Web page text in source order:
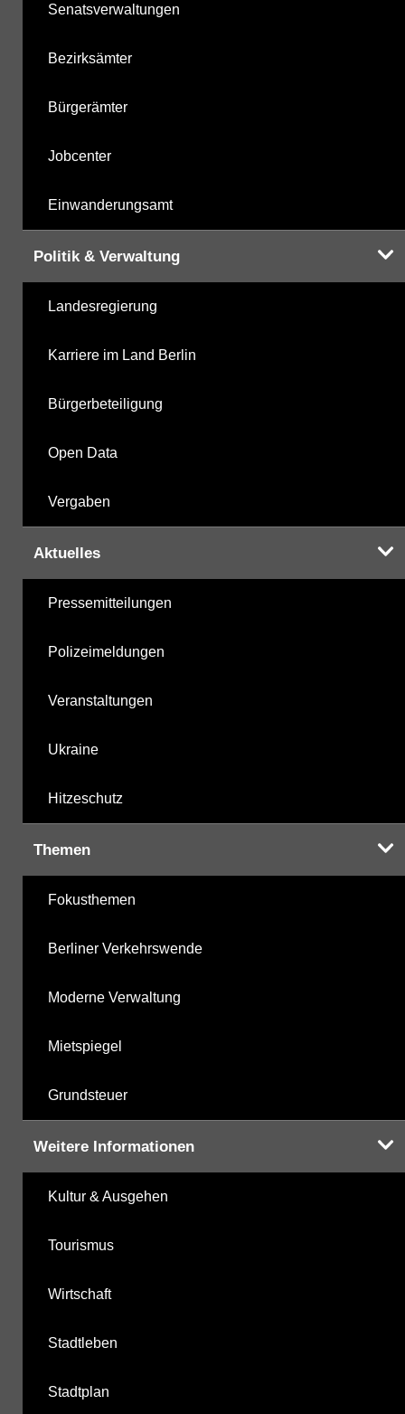
Senatsverwaltungen
Bezirksämter
Bürgerämter
Jobcenter
Einwanderungsamt
Politik & Verwaltung
Landesregierung
Karriere im Land Berlin
Bürgerbeteiligung
Open Data
Vergaben
Aktuelles
Pressemitteilungen
Polizeimeldungen
Veranstaltungen
Ukraine
Hitzeschutz
Themen
Fokusthemen
Berliner Verkehrswende
Moderne Verwaltung
Mietspiegel
Grundsteuer
Weitere Informationen
Kultur & Ausgehen
Tourismus
Wirtschaft
Stadtleben
Stadtplan